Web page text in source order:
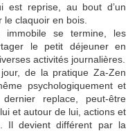
est reprise, au bout d’un
claquoir en bois.
se termine, les
le petit déjeuner en
activités journalières.
de la pratique Za-Zen
psychologiquement et
replace, peut-être
et autour de lui, actions et
Il devient différent par la